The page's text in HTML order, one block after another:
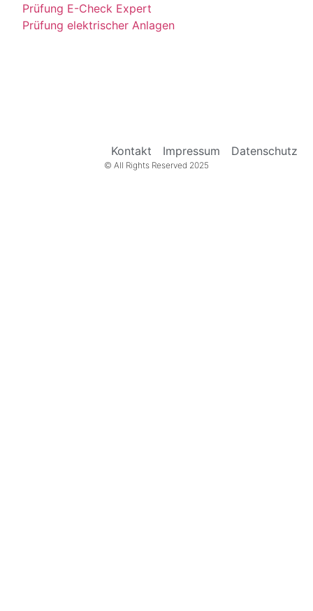
Prüfung E-Check Expert
Prüfung elektrischer Anlagen
Kontakt Impressum Datenschutz
© All Rights Reserved 2025